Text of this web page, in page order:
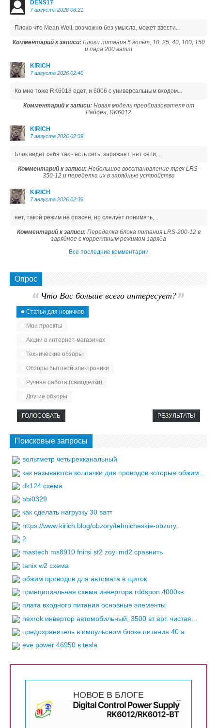
DENS17
7 августа 2026 08:21
Плохо что Mean Well, возможно без умысла, может ввести...
Комментарий к записи:Блоки питания 5 вольт, 10, 25, 40, 100, 150
и пара 200 ватт
KIRICH
7 августа 2026 02:40
Ко мне тоже RK6018 едет, и 6006 с универсальным входом...
Комментарий к записи:Новая модель преобразователя от
Райден, RK6012
KIRICH
7 августа 2026 02:39
Блок ведет себя так - есть сеть, заряжает, нет сети,...
Комментарий к записи:Небольшое восстановление трех LRS-
350-12 и переделка их в зарядные устройства
KIRICH
7 августа 2026 02:36
нет, такой режим не опасен, но следует понимать,...
Комментарий к записи:Переделка блока питания LRS-200-12 в
зарядное с корректным режимом заряда
Все последние комментарии
Опрос
Что Вас больше всего интересует?
Статьи для новичков
Мои проекты
Акции в интернет-магазинах
Технические обзоры
Обзоры бытовой электроники
Ручная работа (самоделки)
Другие обзоры
ГОЛОСОВАТЬ РЕЗУЛЬТАТЫ
Поисковые запросы
вольтметр четырехканальный
как называются колпачки для проводов которые обжим...
dk124 схема
bbi0329
как сделать нагрузку 30 ватт
https://www.kirich.blog/obzory/tehnicheskie-obzory...
2
mastech ms8910 fnirsi st2 zoyi md2 сравнить
tanix w2 схема
обжим проводов для автомата в щиток
принципиальная схема инвертора rddspon 4000кв
плата входного питания основные элементы
nexrok инвертор автомобильный, 3500 вт арт. чистая...
предохранитель в импульсном блоке питания 40 а
eve power 46950 в tesla
НОВОЕ В БЛОГЕ